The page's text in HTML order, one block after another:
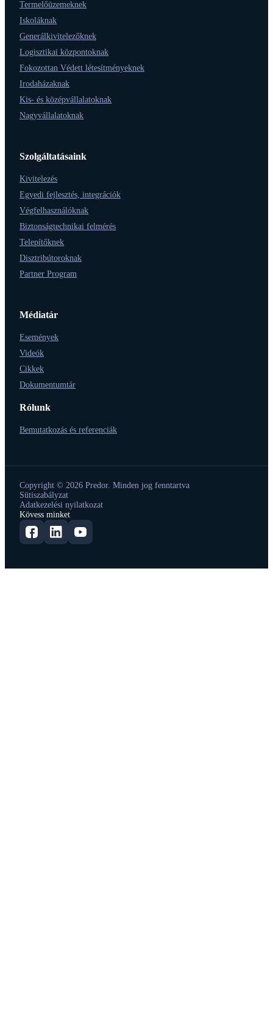
Termelőüzemeknek
Iskoláknak
Generálkivitelezőknek
Logisztikai központoknak
Fokozottan Védett létesítményeknek
Irodaházaknak
Kis- és középvállalatoknak
Nagyvállalatoknak
Szolgáltatásaink
Kivitelezés
Egyedi fejlesztés, integrációk
Végfelhasználóknak
Biztonságtechnikai felmérés
Telepítőknek
Disztribútoroknak
Partner Program
Médiatár
Események
Videók
Cikkek
Dokumentumtár
Rólunk
Bemutatkozás és referenciák
Copyright © 2026 Predor. Minden jog fenntartva
Sütiszabályzat
Adatkezelési nyilatkozat
Kövess minket